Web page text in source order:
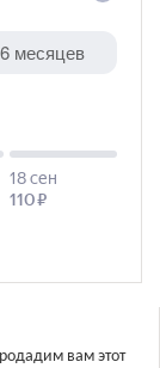
вам этот